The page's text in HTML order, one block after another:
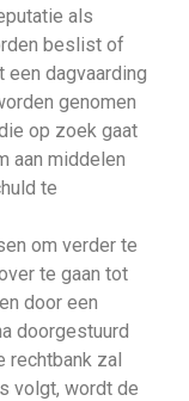
als
beslist of
dagvaarding
genomen
op zoek gaat
aan middelen
te
om verder te
te gaan tot
door een
doorgestuurd
rechtbank zal
volgt, wordt de